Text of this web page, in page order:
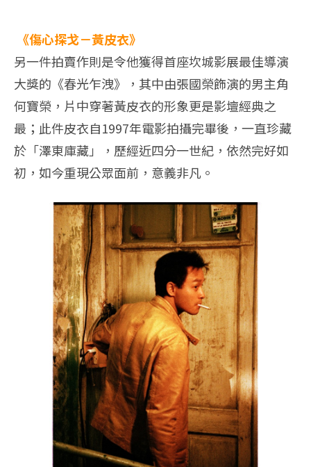
《傷心探戈－黃皮衣》
另一件拍賣作則是令他獲得首座坎城影展最佳導演
大獎的《春光乍洩》，其中由張國榮飾演的男主角
何寶榮，片中穿著黃皮衣的形象更是影壇經典之
最；此件皮衣自1997年電影拍攝完畢後，一直珍藏
於「澤東庫藏」，歷經近四分一世紀，依然完好如
初，如今重現公眾面前，意義非凡。